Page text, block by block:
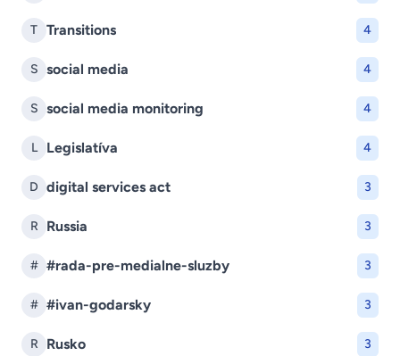
T Transitions 4
S social media 4
S social media monitoring 4
L Legislatíva 4
D digital services act 3
R Russia 3
# #rada-pre-medialne-sluzby 3
# #ivan-godarsky 3
R Rusko 3